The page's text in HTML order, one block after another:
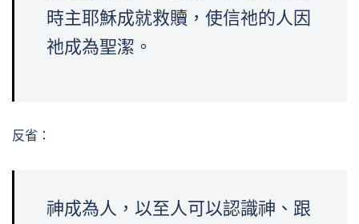
時主耶穌成就救贖，使信祂的人因
祂成為聖潔。
反省：
神成為人，以至人可以認識神、跟